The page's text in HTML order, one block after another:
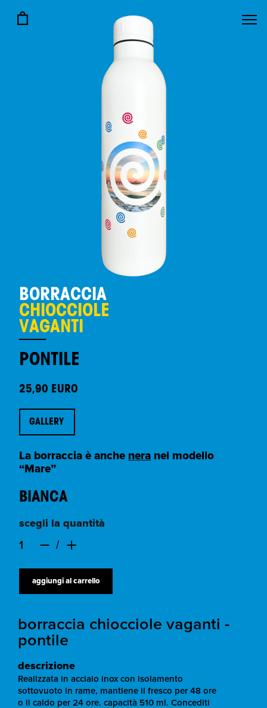
BORRACCIA
CHIOCCIOLE
VAGANTI
PONTILE
25,90 EURO
GALLERY
La borraccia è anche nera nel modello
“Mare”
BIANCA
scegli la quantità
aggiungi al carrello
borraccia chiocciole vaganti -
pontile
descrizione
Realizzata in acciaio inox con isolamento
sottovuoto in rame, mantiene il fresco per 48 ore
o il caldo per 24 ore. capacità 510 ml. Concediti